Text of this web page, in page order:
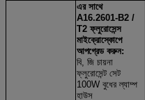
এর সাথে
A16.2601-B2 /
T2 ফ্লুরোসেন্স
মাইক্রোস্কোপে
আপগ্রেড করুন:
বি, জি চায়না
ফ্লুরোসেন্ট সেট
100W বুধের ল্যাম্প
হাউস